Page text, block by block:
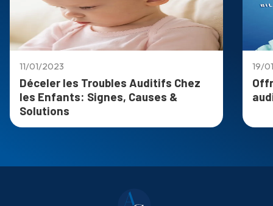
11/01/2023
Déceler les Troubles Auditifs Chez
les Enfants: Signes, Causes &
Solutions
19/